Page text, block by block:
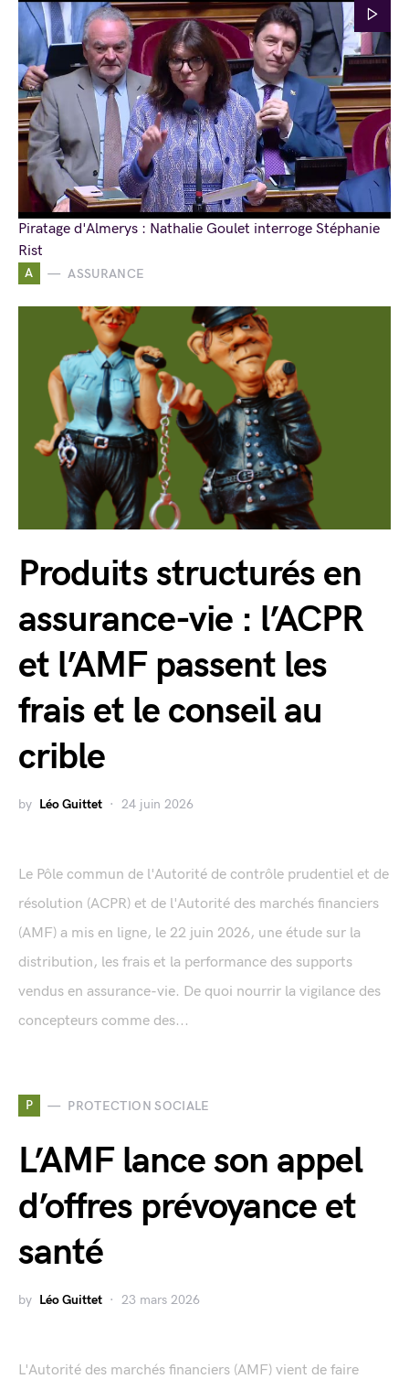
A ASSURANCE
Produits structurés en
assurance-vie : l’ACPR
et l’AMF passent les
frais et le conseil au
crible
by Léo Guittet 24 juin 2026
Le Pôle commun de l'Autorité de contrôle prudentiel et de
résolution (ACPR) et de l'Autorité des marchés financiers
(AMF) a mis en ligne, le 22 juin 2026, une étude sur la
distribution, les frais et la performance des supports
vendus en assurance-vie. De quoi nourrir la vigilance des
concepteurs comme des...
P PROTECTION SOCIALE
L’AMF lance son appel
d’offres prévoyance et
santé
by Léo Guittet 23 mars 2026
L'Autorité des marchés financiers (AMF) vient de faire
Piratage d'Almerys : Nathalie Goulet interroge Stéphanie
Rist